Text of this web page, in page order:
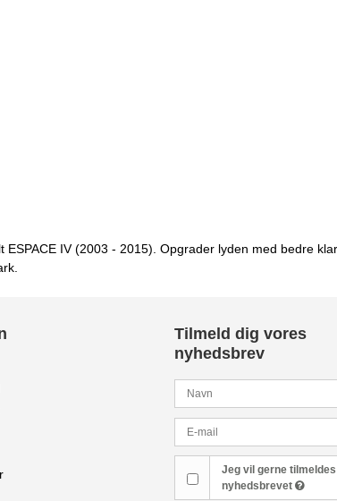
IV (2003 - 2015). Opgrader lyden med bedre
Tilmeld dig vores
nyhedsbrev
Jeg vil gerne tilmeldes
nyhedsbrevet